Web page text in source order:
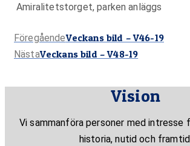
Amiralitetstorget, parken anläggs
FöregåendeFöregående
inlägg:
Veckans bild – V46-19
NästaNästa
Veckans bild – V48-19
Vision
Vi sammanföra personer med intresse
historia, nutid och